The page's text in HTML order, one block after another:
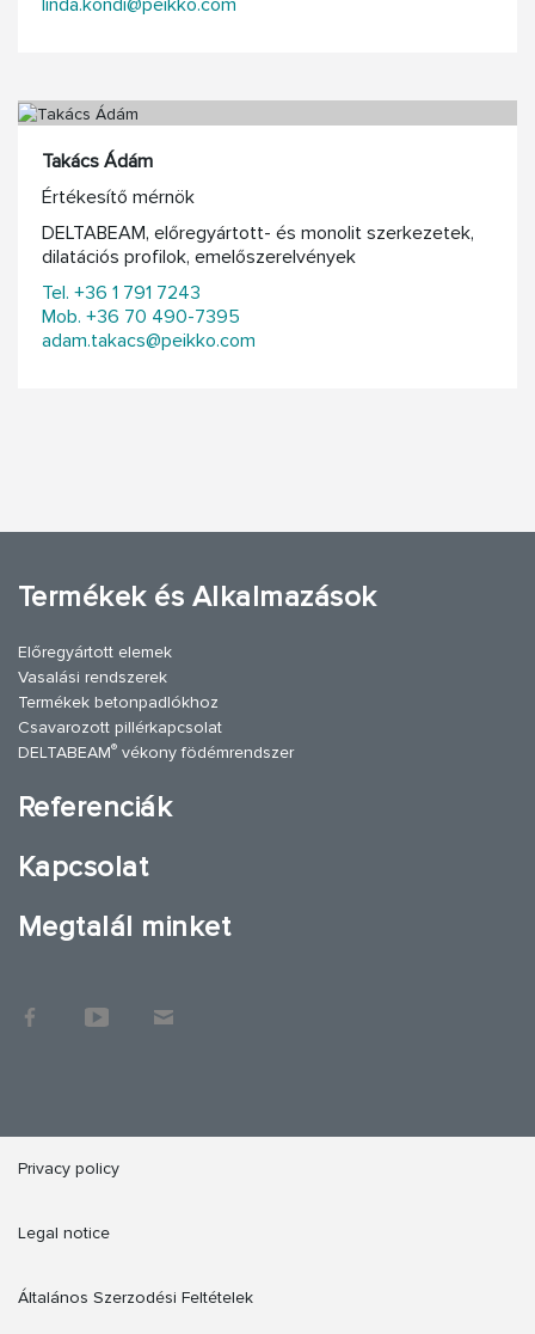
Takács Ádám
Értékesítő mérnök
DELTABEAM, előregyártott- és monolit szerkezetek,
dilatációs profilok, emelőszerelvények
Tel. +36 1 791 7243
Mob. +36 70 490-7395
adam.takacs@peikko.com
Termékek és Alkalmazások
Előregyártott elemek
Vasalási rendszerek
Termékek betonpadlókhoz
Csavarozott pillérkapcsolat
DELTABEAM® vékony födémrendszer
Referenciák
Kapcsolat
Megtalál minket
Privacy policy
Legal notice
Általános Szerzodési Feltételek